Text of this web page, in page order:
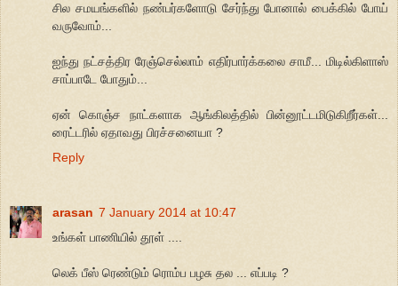
சில சமயங்களில் நண்பர்களோடு சேர்ந்து போனால் பைக்கில் போய்
வருவோம்...
ஐந்து நட்சத்திர ரேஞ்செல்லாம் எதிர்பார்க்கலை சாமீ... மிடில்கிளாஸ்
சாப்பாடே போதும்...
ஏன் கொஞ்ச நாட்களாக ஆங்கிலத்தில் பின்னூட்டமிடுகிறீர்கள்...
ரைட்டரில் ஏதாவது பிரச்சனையா ?
Reply
arasan 7 January 2014 at 10:47
உங்கள் பாணியில் தூள் ....
லெக் பீஸ் ரெண்டும் ரொம்ப பழசு தல ... எப்படி ?